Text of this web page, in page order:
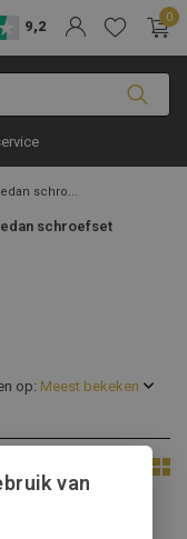
9,2
0
schro...
schroefset
op:
van